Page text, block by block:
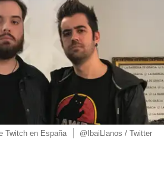
Twitch en España @IbaiLlanos / Twitter